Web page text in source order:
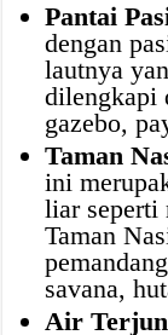
Pantai
dengan
lautnya
dilengkapi
gazebo,
Taman
ini
liar seperti
Taman
savana,
Air